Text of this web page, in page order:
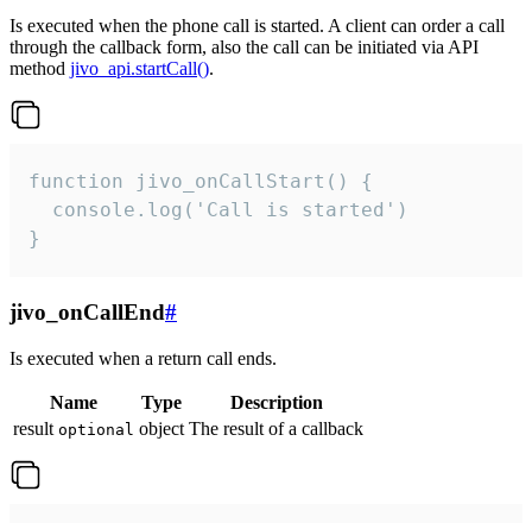
Is executed when the phone call is started. A client can order a call
through the callback form, also the call can be initiated via API
method jivo_api.startCall().
function jivo_onCallStart() {
  console.log('Call is started')
}
jivo_onCallEnd#
Is executed when a return call ends.
Name Type
Description
result optional object The result of a callback